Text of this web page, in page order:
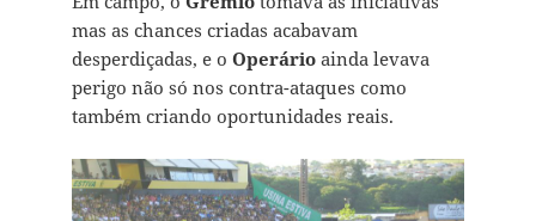
mas as chances criadas acabavam
desperdiçadas, e o Operário ainda levava
perigo não só nos contra-ataques como
também criando oportunidades reais.